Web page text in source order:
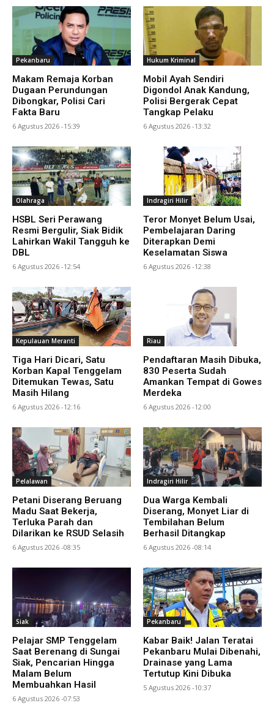
Pekanbaru
Makam Remaja Korban
Dugaan Perundungan
Dibongkar, Polisi Cari
Fakta Baru
6 Agustus 2026 -15:39
Hukum Kriminal
Mobil Ayah Sendiri
Digondol Anak Kandung,
Polisi Bergerak Cepat
Tangkap Pelaku
6 Agustus 2026 -13:32
Olahraga
HSBL Seri Perawang
Resmi Bergulir, Siak Bidik
Lahirkan Wakil Tangguh ke
DBL
6 Agustus 2026 -12:54
Indragiri Hilir
Teror Monyet Belum Usai,
Pembelajaran Daring
Diterapkan Demi
Keselamatan Siswa
6 Agustus 2026 -12:38
Kepulauan Meranti
Tiga Hari Dicari, Satu
Korban Kapal Tenggelam
Ditemukan Tewas, Satu
Masih Hilang
6 Agustus 2026 -12:16
Riau
Pendaftaran Masih Dibuka,
830 Peserta Sudah
Amankan Tempat di Gowes
Merdeka
6 Agustus 2026 -12:00
Pelalawan
Petani Diserang Beruang
Madu Saat Bekerja,
Terluka Parah dan
Dilarikan ke RSUD Selasih
6 Agustus 2026 -08:35
Indragiri Hilir
Dua Warga Kembali
Diserang, Monyet Liar di
Tembilahan Belum
Berhasil Ditangkap
6 Agustus 2026 -08:14
Siak
Pelajar SMP Tenggelam
Saat Berenang di Sungai
Siak, Pencarian Hingga
Malam Belum
Membuahkan Hasil
6 Agustus 2026 -07:53
Pekanbaru
Kabar Baik! Jalan Teratai
Pekanbaru Mulai Dibenahi,
Drainase yang Lama
Tertutup Kini Dibuka
5 Agustus 2026 -10:37